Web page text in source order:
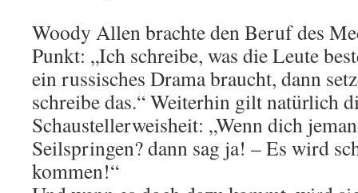
Woody Allen brachte den Beruf des
Punkt: „Ich schreibe, was die Leute
ein russisches Drama braucht, dann
schreibe das.“ Weiterhin gilt natürlich
Schaustellerweisheit: „Wenn dich
Seilspringen? dann sag ja! – Es wird
kommen!“